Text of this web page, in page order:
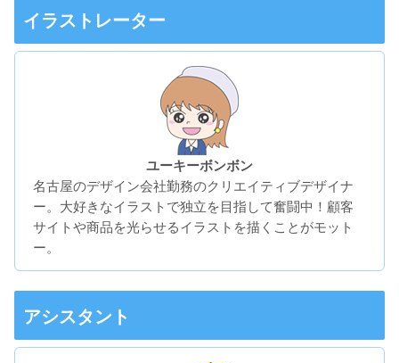
イラストレーター
ユーキーボンボン
名古屋のデザイン会社勤務のクリエイティブデザイナ
ー。大好きなイラストで独立を目指して奮闘中！顧客
サイトや商品を光らせるイラストを描くことがモット
ー。
アシスタント